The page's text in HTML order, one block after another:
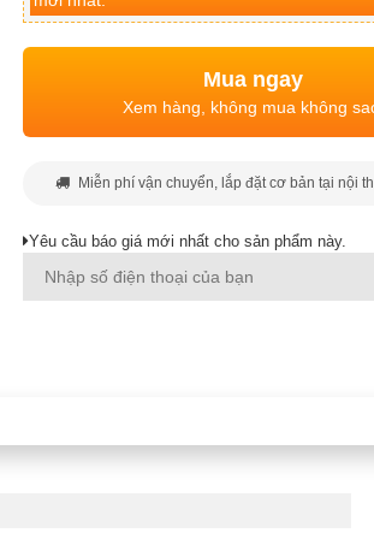
Mua ngay
Xem hàng, không mua không
Miễn phí vận chuyển, lắp đặt cơ bản tại nội
Yêu cầu báo giá mới nhất cho sản phẩm này.